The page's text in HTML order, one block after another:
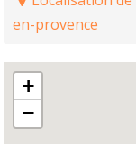
en-provence
+
−